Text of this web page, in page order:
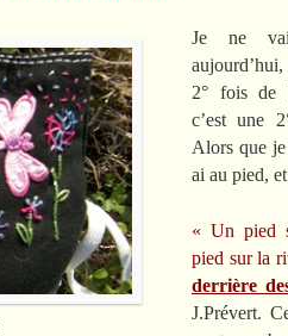
Je ne
2° fois de
c’est une
Alors que
ai au pied,
« Un pied
pied sur la
derrière
J.Prévert.